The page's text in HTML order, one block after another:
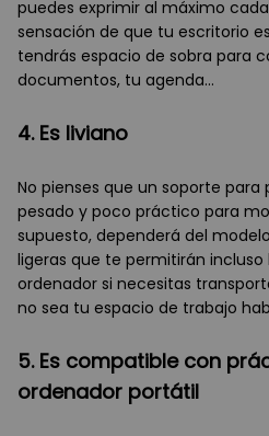
puedes exprimir al máximo
sensación de que tu escritorio
tendrás espacio de sobra para
documentos, tu agenda…
4. Es liviano
No pienses que un soporte
pesado y poco práctico para
supuesto, dependerá del
ligeras que te permitirán
ordenador si necesitas
no sea tu espacio de trabajo
5. Es compatible con
ordenador portátil